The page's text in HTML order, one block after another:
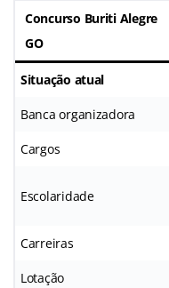
Concurso Buriti Alegre
GO
Situação atual
Banca organizadora
Cargos
Escolaridade
Carreiras
Lotação